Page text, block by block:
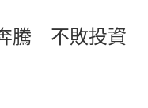
騰 不敗投資